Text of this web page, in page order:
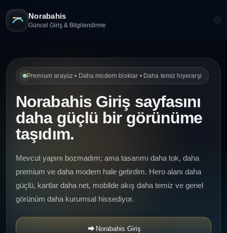
Norabahis
Güncel Giriş & Bilgilendirme
Premium arayüz • Daha modern bloklar • Daha temiz hiyerarşi
Norabahis Giriş sayfasını
daha güçlü bir görünüme
taşıdım.
Mevcut yapını bozmadım; ama tasarımı daha tok, daha
premium ve daha modern hale getirdim. Hero alanı daha
güçlü, kartlar daha net, mobilde akış daha temiz ve genel
görünüm daha kurumsal hissediyor.
Norabahis Giriş